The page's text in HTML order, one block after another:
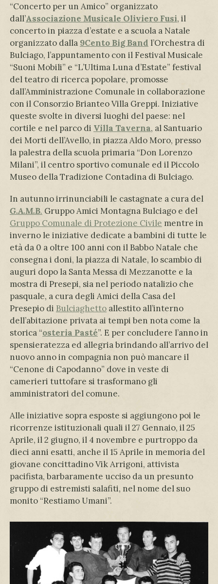
“Concerto per un Amico” organizzato
dall’Associazione Musicale Oliviero Fusi, il
concerto in piazza d’estate e a scuola a Natale
organizzato dalla 9Cento Big Band l’Orchestra di
Bulciago, l’appuntamento con il Festival Musicale
“Suoni Mobili” e “L’Ultima Luna d’Estate” festival
del teatro di ricerca popolare, promosse
dall’Amministrazione Comunale in collaborazione
con il Consorzio Brianteo Villa Greppi. Iniziative
queste svolte in diversi luoghi del paese: nel
cortile e nel parco di Villa Taverna, al Santuario
dei Morti dell’Avello, in piazza Aldo Moro, presso
la palestra della scuola primaria “Don Lorenzo
Milani”, il centro sportivo comunale ed il Piccolo
Museo della Tradizione Contadina di Bulciago.
In autunno irrinunciabili le castagnate a cura del
G.A.M.B. Gruppo Amici Montagna Bulciago e del
Gruppo Comunale di Protezione Civile mentre in
inverno le iniziative dedicate a bambini di tutte le
età da 0 a oltre 100 anni con il Babbo Natale che
consegna i doni, la piazza di Natale, lo scambio di
auguri dopo la Santa Messa di Mezzanotte e la
mostra di Presepi, sia nel periodo natalizio che
pasquale, a cura degli Amici della Casa del
Presepio di Bulciaghetto allestito all’interno
dell’abitazione privata ai tempi ben nota come la
storica “osteria Pasté”. E per concludere l’anno in
spensieratezza ed allegria brindando all’arrivo del
nuovo anno in compagnia non può mancare il
“Cenone di Capodanno” dove in veste di
camerieri tuttofare si trasformano gli
amministratori del comune.
Alle iniziative sopra esposte si aggiungono poi le
ricorrenze istituzionali quali il 27 Gennaio, il 25
Aprile, il 2 giugno, il 4 novembre e purtroppo da
dieci anni esatti, anche il 15 Aprile in memoria del
giovane concittadino Vik Arrigoni, attivista
pacifista, barbaramente ucciso da un presunto
gruppo di estremisti salafiti, nel nome del suo
monito “Restiamo Umani”.